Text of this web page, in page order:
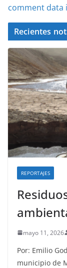
comment data
Recientes
REPORTAJES
mayo 11, 2026
Por: Emilio
municipio de